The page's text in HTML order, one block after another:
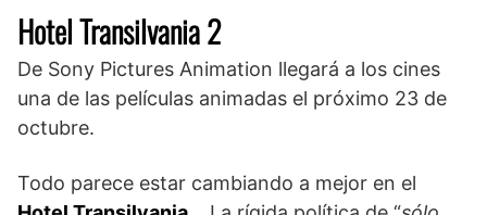
Hotel Transilvania 2
De Sony Pictures Animation llegará a los cines
una de las películas animadas el próximo 23 de
octubre.
Todo parece estar cambiando a mejor en el